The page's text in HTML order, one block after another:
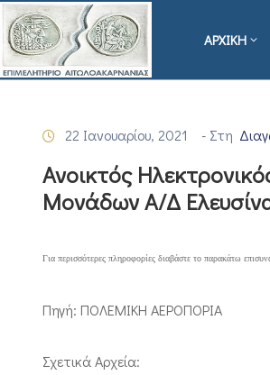
ΑΡΧΙΚΗ
22 Ιανουαρίου, 2021 - Στη
Ανοικτός
Μονάδων Α/Δ
Για περισσότερες πληροφορίες διαβάστε το παρακάτω
Πηγή: ΠΟΛΕΜΙΚΗ ΑΕΡΟΠΟΡΙΑ
Σχετικά Αρχεία: